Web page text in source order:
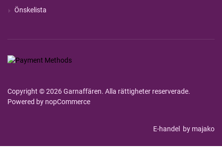
Önskelista
Copyright © 2026 Garnaffären. Alla rättigheter reserverade.
Powered by nopCommerce
E-handel by majako